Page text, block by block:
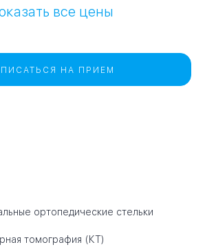
все цены
НА ПРИЕМ
ортопедические стельки
томография (КТ)